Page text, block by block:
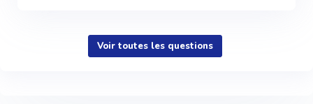
Voir toutes les questions